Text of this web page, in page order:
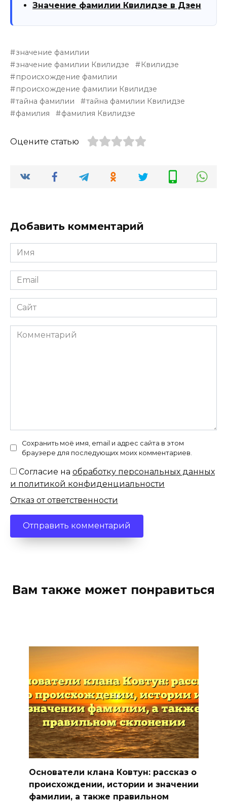
Значение фамилии Квилидзе в Дзен
значение фамилии
значение фамилии Квилидзе
Квилидзе
происхождение фамилии
происхождение фамилии Квилидзе
тайна фамилии
тайна фамилии Квилидзе
фамилия
фамилия Квилидзе
Оцените статью
Добавить комментарий
Имя
*
Email
*
Сайт
Комментарий
Сохранить моё имя, email и адрес сайта в этом
браузере для последующих моих комментариев.
Согласие на обработку персональных данных
и политикой конфиденциальности
Отказ от ответственности
Вам также может понравиться
Основатели клана Ковтун: рассказ о
происхождении, истории и значении
фамилии, а также правильном